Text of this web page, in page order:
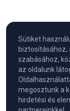
Sütiket
biztosításához,
szabásához,
az oldalunk
megosztunk a
hirdetési és